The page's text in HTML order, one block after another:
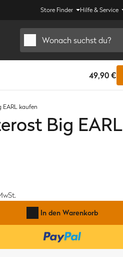
Store Finder Hilfe & Service
Wonach suchst du?
49,90 €
kaufen
Big EARL
In den Warenkorb